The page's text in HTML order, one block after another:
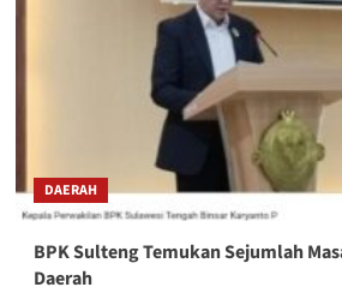
Penurunan
Stunting
DAERAH
BPK Sulteng Temukan Sejumlah
Daerah